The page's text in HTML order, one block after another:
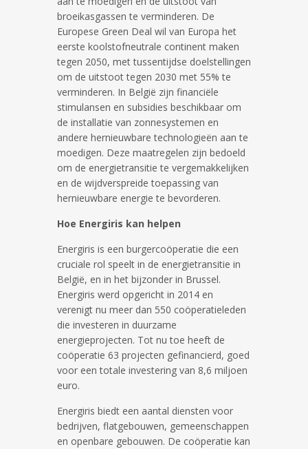
broeikasgassen te verminderen. De
Europese Green Deal wil van Europa het
eerste koolstofneutrale continent maken
tegen 2050, met tussentijdse doelstellingen
om de uitstoot tegen 2030 met 55% te
verminderen. In België zijn financiële
stimulansen en subsidies beschikbaar om
de installatie van zonnesystemen en
andere hernieuwbare technologieën aan te
moedigen. Deze maatregelen zijn bedoeld
om de energietransitie te vergemakkelijken
en de wijdverspreide toepassing van
hernieuwbare energie te bevorderen.
Hoe Energiris kan helpen
Energiris is een burgercoöperatie die een
cruciale rol speelt in de energietransitie in
België, en in het bijzonder in Brussel.
Energiris werd opgericht in 2014 en
verenigt nu meer dan 550 coöperatieleden
die investeren in duurzame
energieprojecten. Tot nu toe heeft de
coöperatie 63 projecten gefinancierd, goed
voor een totale investering van 8,6 miljoen
euro.
Energiris biedt een aantal diensten voor
bedrijven, flatgebouwen, gemeenschappen
en openbare gebouwen. De coöperatie kan